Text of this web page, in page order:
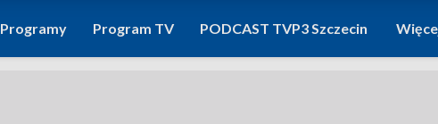
Programy Program TV PODCAST TVP3 Szczecin